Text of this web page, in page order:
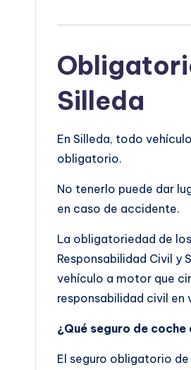
Silleda
En Silleda, todo
obligatorio.
No tenerlo puede dar
en caso de accidente.
La obligatoriedad de
Responsabilidad Civil y
vehículo a motor que
responsabilidad civil en
¿Qué seguro de
El seguro obligatorio